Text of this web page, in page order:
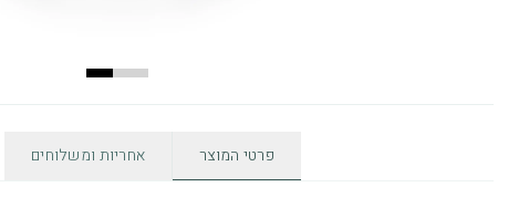
פרטי המוצר אחריות ומשלוחים